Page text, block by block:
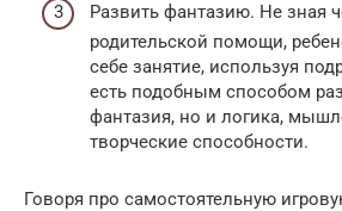
Развить фантазию. Не зная
родительской помощи,
себе занятие, используя
есть подобным способом
фантазия, но и логика,
творческие способности.
Говоря про самостоятельную